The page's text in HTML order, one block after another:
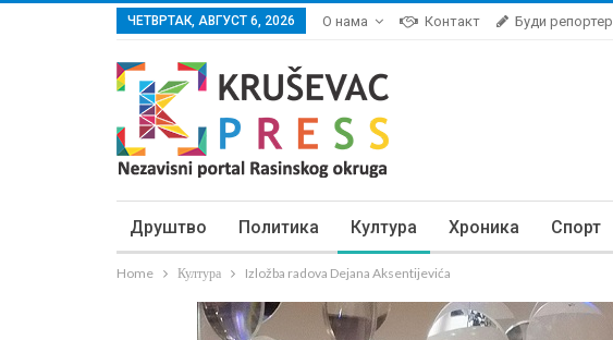
ЧЕТВРТАК, АВГУСТ 6, 2026 О нама Контакт Буди репортер
Друштво Политика Култура Хроника Спорт
Home Култура Izložba radova Dejana Aksentijevića